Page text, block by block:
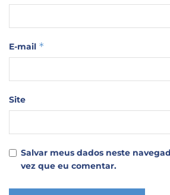
E-mail *
Site
Salvar meus dados neste
vez que eu comentar.